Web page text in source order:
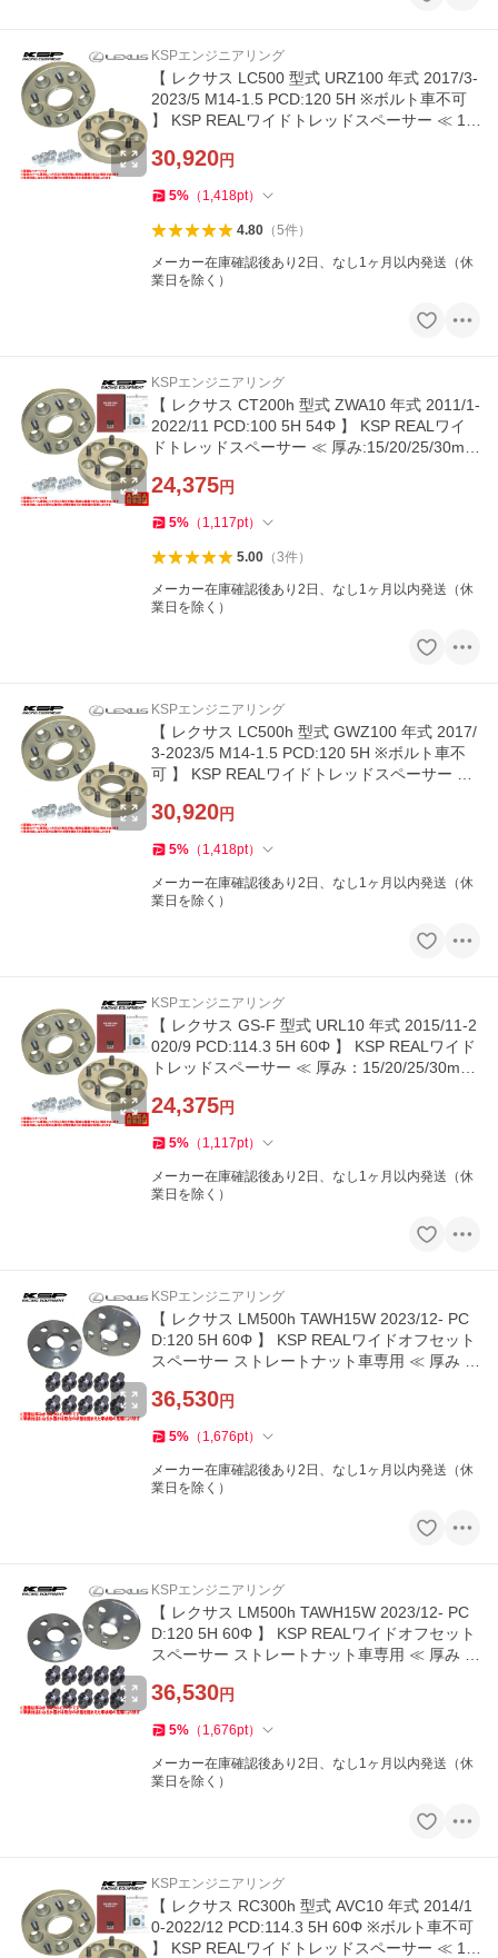
KSPエンジニアリング
【 レクサス LC500 型式 URZ100 年式 2017/3-
2023/5 M14-1.5 PCD:120 5H ※ボルト車不可
】 KSP REALワイドトレッドスペーサー ≪ 17/
30,920円
5% （ 1,418pt）
4.80（5件）
メーカー在庫確認後あり2日、なし1ヶ月以内発送（休
業日を除く）
KSPエンジニアリング
【 レクサス CT200h 型式 ZWA10 年式 2011/1-
2022/11 PCD:100 5H 54Φ 】 KSP REALワイ
ドトレッドスペーサー ≪ 厚み:15/20/25/30mm
24,375円
5% （ 1,117pt）
5.00（3件）
メーカー在庫確認後あり2日、なし1ヶ月以内発送（休
業日を除く）
KSPエンジニアリング
【 レクサス LC500h 型式 GWZ100 年式 2017/
3-2023/5 M14-1.5 PCD:120 5H ※ボルト車不
可 】 KSP REALワイドトレッドスペーサー ≪
30,920円
5% （ 1,418pt）
メーカー在庫確認後あり2日、なし1ヶ月以内発送（休
業日を除く）
KSPエンジニアリング
【 レクサス GS-F 型式 URL10 年式 2015/11-2
020/9 PCD:114.3 5H 60Φ 】 KSP REALワイド
トレッドスペーサー ≪ 厚み：15/20/25/30mm
24,375円
5% （ 1,117pt）
メーカー在庫確認後あり2日、なし1ヶ月以内発送（休
業日を除く）
KSPエンジニアリング
【 レクサス LM500h TAWH15W 2023/12- PC
D:120 5H 60Φ 】 KSP REALワイドオフセット
スペーサー ストレートナット車専用 ≪ 厚み 1
36,530円
5% （ 1,676pt）
メーカー在庫確認後あり2日、なし1ヶ月以内発送（休
業日を除く）
KSPエンジニアリング
【 レクサス LM500h TAWH15W 2023/12- PC
D:120 5H 60Φ 】 KSP REALワイドオフセット
スペーサー ストレートナット車専用 ≪ 厚み 1
36,530円
5% （ 1,676pt）
メーカー在庫確認後あり2日、なし1ヶ月以内発送（休
業日を除く）
KSPエンジニアリング
【 レクサス RC300h 型式 AVC10 年式 2014/1
0-2022/12 PCD:114.3 5H 60Φ ※ボルト車不可
】 KSP REALワイドトレッドスペーサー ≪ 15/